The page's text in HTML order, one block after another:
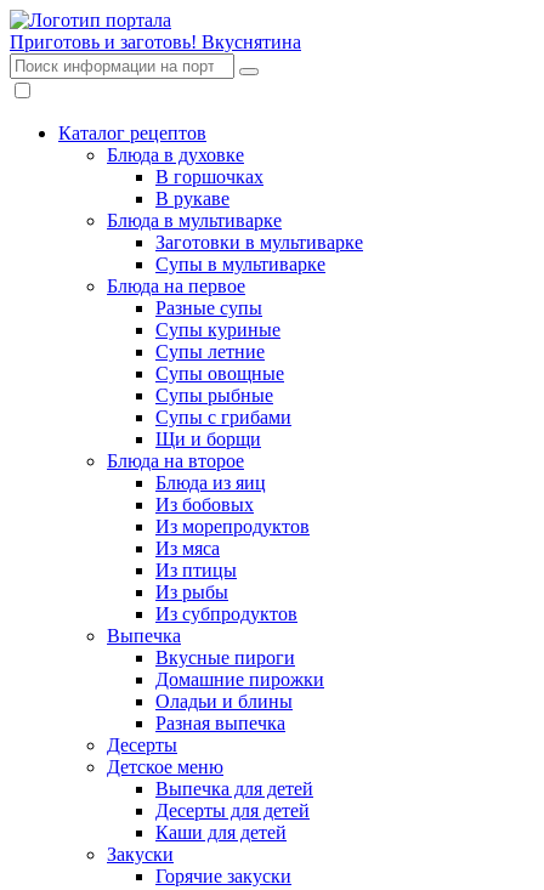
Приготовь и заготовь! Вкуснятина
Каталог рецептов
Блюда в духовке
В горшочках
В рукаве
Блюда в мультиварке
Заготовки в мультиварке
Супы в мультиварке
Блюда на первое
Разные супы
Супы куриные
Супы летние
Супы овощные
Супы рыбные
Супы с грибами
Щи и борщи
Блюда на второе
Блюда из яиц
Из бобовых
Из морепродуктов
Из мяса
Из птицы
Из рыбы
Из субпродуктов
Выпечка
Вкусные пироги
Домашние пирожки
Оладьи и блины
Разная выпечка
Десерты
Детское меню
Выпечка для детей
Десерты для детей
Каши для детей
Закуски
Горячие закуски